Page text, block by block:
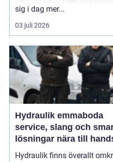
sig i dag mer...
03 juli 2026
Hydraulik emmaboda
service, slang och
lösningar nära till
Hydraulik finns överallt